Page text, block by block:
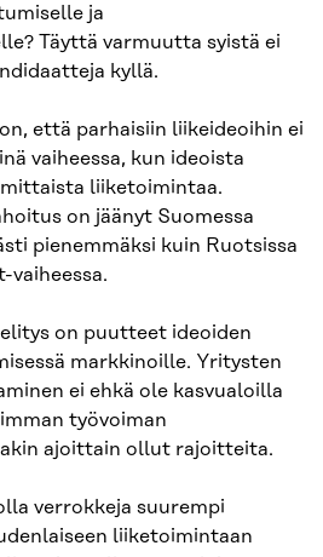
ja
Täyttä varmuutta syistä ei
kyllä.
että parhaisiin liikeideoihin ei
vaiheessa, kun ideoista
liiketoimintaa.
on jäänyt Suomessa
pienemmäksi kuin Ruotsissa
vaiheessa.
on puutteet ideoiden
markkinoille. Yritysten
ei ehkä ole kasvualoilla
työvoiman
ajoittain ollut rajoitteita.
verrokkeja suurempi
liiketoimintaan